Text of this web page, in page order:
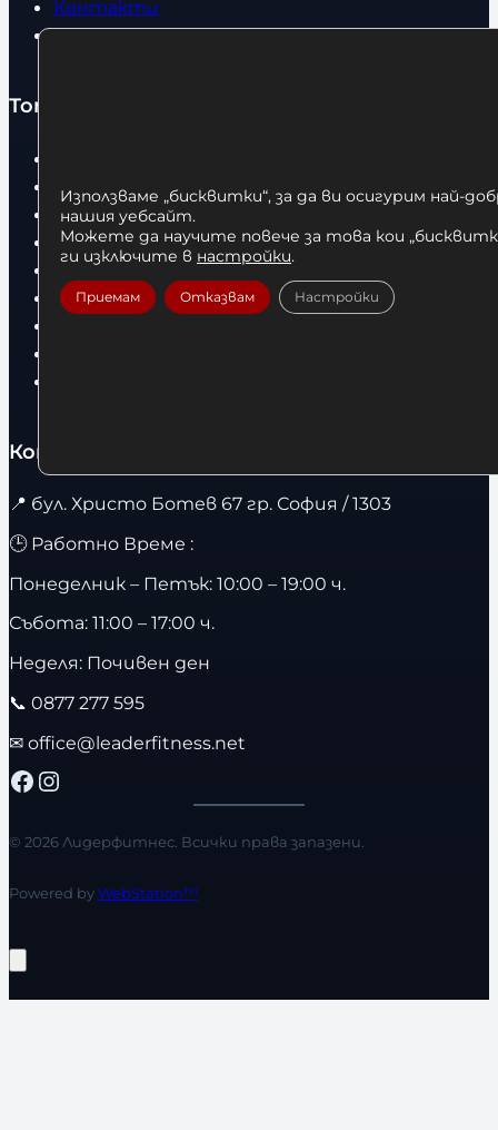
Контакти
Статии
Топ категории
Боксови чували
Боксови ръкавици
Дрехи
Детски дрехи
Суичъри
Контакти
📍 бул. Христо Ботев 67 гр. София / 1303
🕒 Работно Време :
Понеделник – Петък: 10:00 – 19:00 ч.
Събота: 11:00 – 17:00 ч.
Неделя: Почивен ден
📞 0877 277 595
✉ office@leaderfitness.net
Facebook Instagram
© 2026 Лидерфитнес. Всички права запазени.
Powered byWebStation™
Използваме „бисквитки“, за да ви осигурим най-
нашия уебсайт.
Можете да научите повече за това кои
ги изключите в настройки.
Приемам Отказвам Настройки